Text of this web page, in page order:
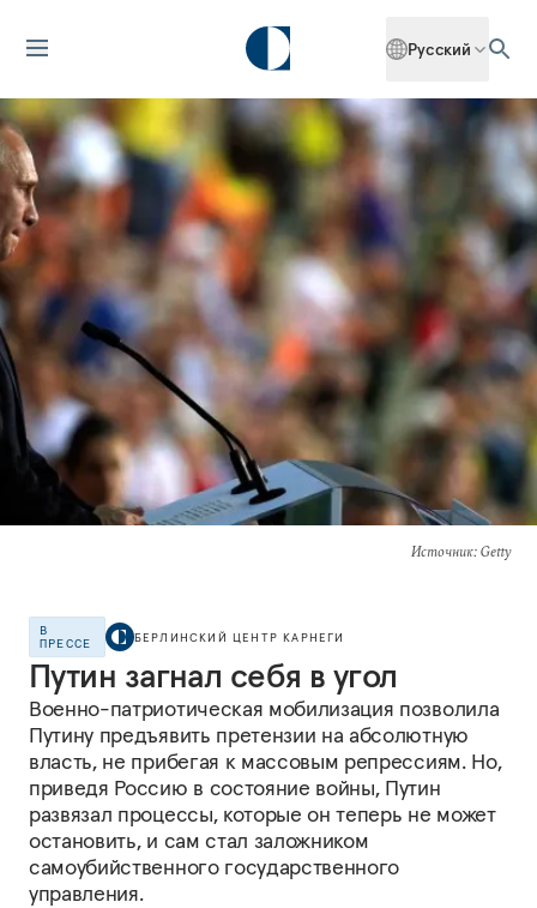
Русский
Источник: Getty
В
ПРЕССЕ
БЕРЛИНСКИЙ ЦЕНТР КАРНЕГИ
Путин загнал себя в угол
Военно-патриотическая мобилизация позволила
Путину предъявить претензии на абсолютную
власть, не прибегая к массовым репрессиям. Но,
приведя Россию в состояние войны, Путин
развязал процессы, которые он теперь не может
остановить, и сам стал заложником
самоубийственного государственного
управления.